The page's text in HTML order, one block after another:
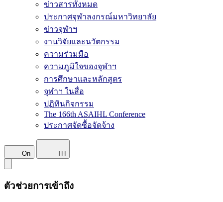
ข่าวสารทั้งหมด
ประกาศจุฬาลงกรณ์มหาวิทยาลัย
ข่าวจุฬาฯ
งานวิจัยและนวัตกรรม
ความร่วมมือ
ความภูมิใจของจุฬาฯ
การศึกษาและหลักสูตร
จุฬาฯ ในสื่อ
ปฏิทินกิจกรรม
The 166th ASAIHL Conference
ประกาศจัดซื้อจัดจ้าง
On TH
ตัวช่วยการเข้าถึง